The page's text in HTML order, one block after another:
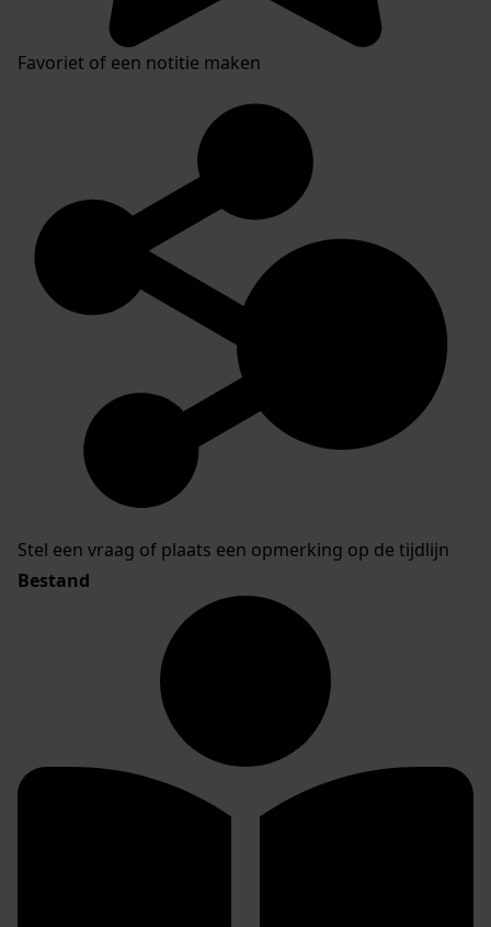
Favoriet of een notitie maken
Stel een vraag of plaats een opmerking op de tijdlijn
Bestand